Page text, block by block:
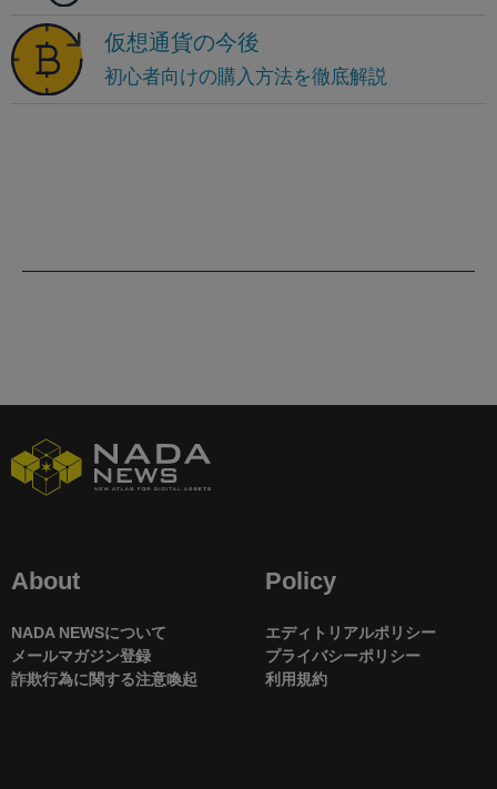
About
NADA NEWSについて
メールマガジン登録
詐欺行為に関する注意喚起
Policy
エディトリアルポリシー
プライバシーポリシー
利用規約